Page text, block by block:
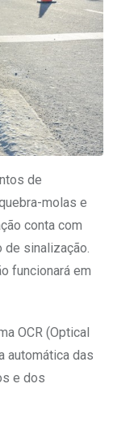
de
molas e
conta com
de sinalização.
funcionará em
OCR (Optical
automática das
e dos